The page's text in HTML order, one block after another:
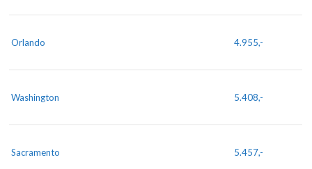
Orlando 4.955,-
Washington 5.408,-
Sacramento 5.457,-